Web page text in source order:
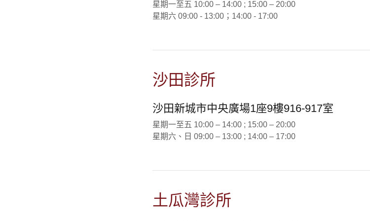
星期一至五 10:00 – 14:00 ; 15:00 – 20:00
星期六 09:00 - 13:00；14:00 - 17:00
沙田診所
沙田新城市中央廣場1座9樓916-917室
星期一至五 10:00 – 14:00 ; 15:00 – 20:00
星期六、日 09:00 – 13:00 ; 14:00 – 17:00
土瓜灣診所